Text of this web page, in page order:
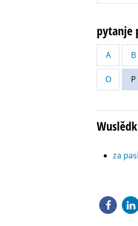
pytanje
A B
O P
za